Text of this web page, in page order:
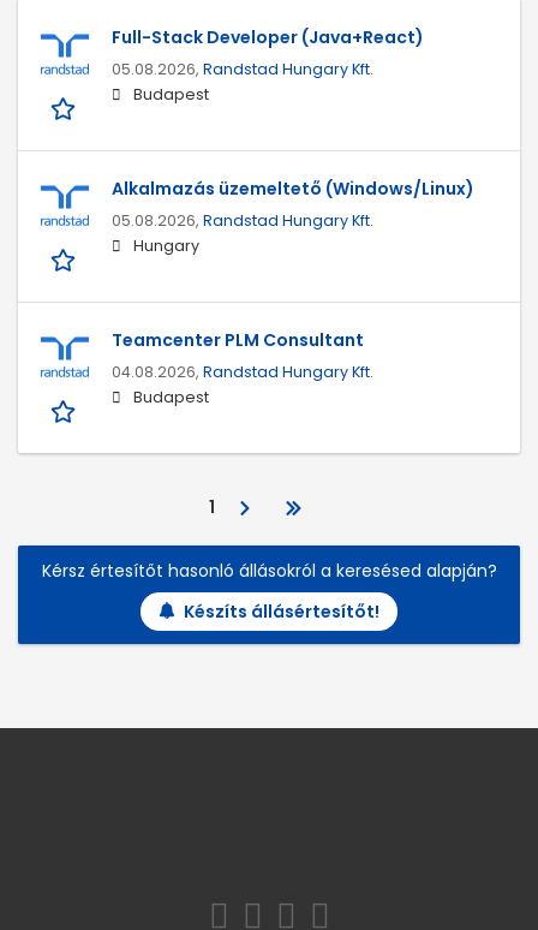
Full-Stack Developer (Java+React)
05.08.2026, Randstad Hungary Kft.
Budapest
Alkalmazás üzemeltető (Windows/Linux)
05.08.2026, Randstad Hungary Kft.
Hungary
Teamcenter PLM Consultant
04.08.2026, Randstad Hungary Kft.
Budapest
1
Kérsz értesítőt hasonló állásokról a keresésed alapján?
Készíts állásértesítőt!